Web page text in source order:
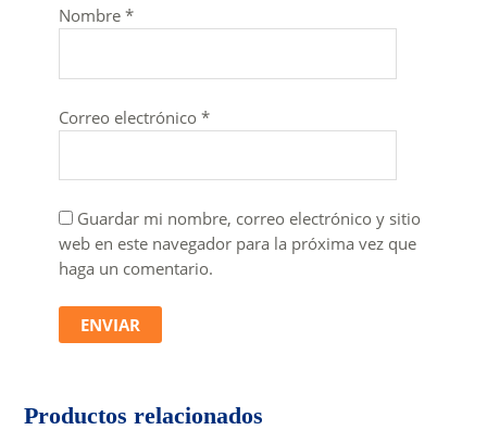
Nombre *
Correo electrónico *
Guardar mi nombre, correo electrónico y sitio
web en este navegador para la próxima vez que
haga un comentario.
Productos relacionados